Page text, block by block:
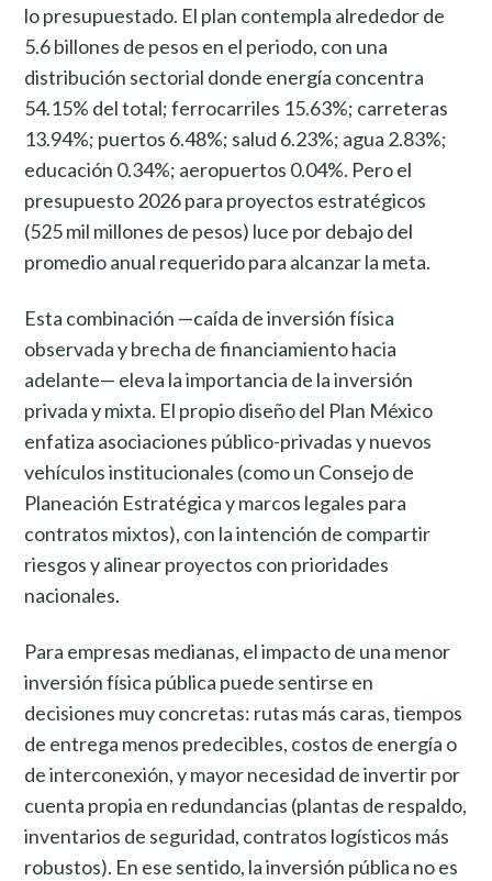
lo presupuestado. El plan contempla alrededor de
5.6 billones de pesos en el periodo, con una
distribución sectorial donde energía concentra
54.15% del total; ferrocarriles 15.63%; carreteras
13.94%; puertos 6.48%; salud 6.23%; agua 2.83%;
educación 0.34%; aeropuertos 0.04%. Pero el
presupuesto 2026 para proyectos estratégicos
(525 mil millones de pesos) luce por debajo del
promedio anual requerido para alcanzar la meta.
Esta combinación —caída de inversión física
observada y brecha de financiamiento hacia
adelante— eleva la importancia de la inversión
privada y mixta. El propio diseño del Plan México
enfatiza asociaciones público-privadas y nuevos
vehículos institucionales (como un Consejo de
Planeación Estratégica y marcos legales para
contratos mixtos), con la intención de compartir
riesgos y alinear proyectos con prioridades
nacionales.
Para empresas medianas, el impacto de una menor
inversión física pública puede sentirse en
decisiones muy concretas: rutas más caras, tiempos
de entrega menos predecibles, costos de energía o
de interconexión, y mayor necesidad de invertir por
cuenta propia en redundancias (plantas de respaldo,
inventarios de seguridad, contratos logísticos más
robustos). En ese sentido, la inversión pública no es